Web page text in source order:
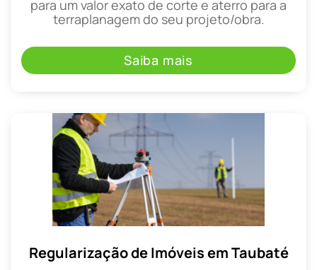
para um valor exato de corte e aterro para a
terraplanagem do seu projeto/obra.
Saiba mais
Regularização de Imóveis em Taubaté